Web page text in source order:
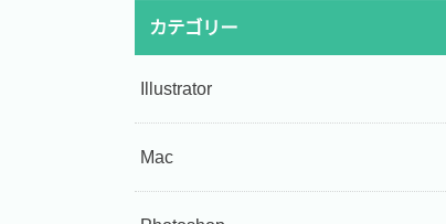
カテゴリー
Illustrator
Mac